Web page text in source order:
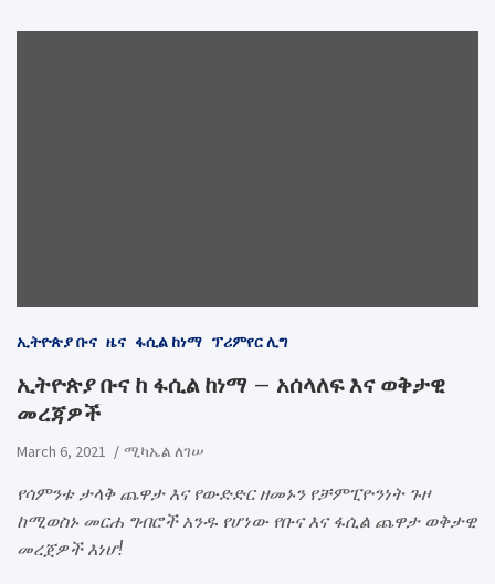
ኢትዮጵያ ቡና ዜና ፋሲል ከነማ ፕሪምየር ሊግ
ኢትዮጵያ ቡና ከ ፋሲል ከነማ – አሰላለፍ እና ወቅታዊ
መረጃዎች
March 6, 2021 ሚካኤል ለገሠ
የሳምንቱ ታላቅ ጨዋታ እና የውድድር ዘመኑን የቻምፒዮንነት ጉዞ
ከሚወስኑ መርሐ ግብሮች አንዱ የሆነው የቡና እና ፋሲል ጨዋታ ወቅታዊ
መረጀዎች እነሆ!